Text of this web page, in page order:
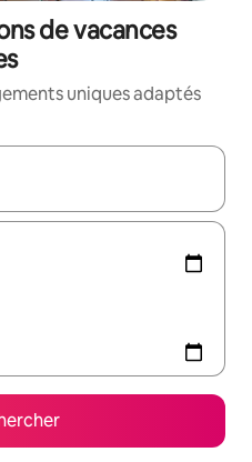
de vacances
uniques adaptés
utilisez les flèches vers le